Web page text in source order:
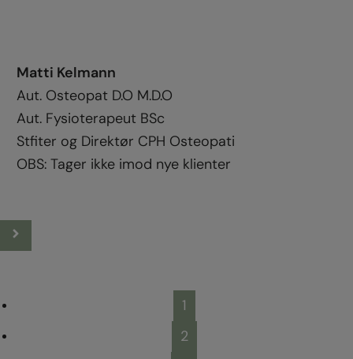
Adrian Helleren
Aut. Osteopat D.O - M.D.O, M.N.O.F
1
2